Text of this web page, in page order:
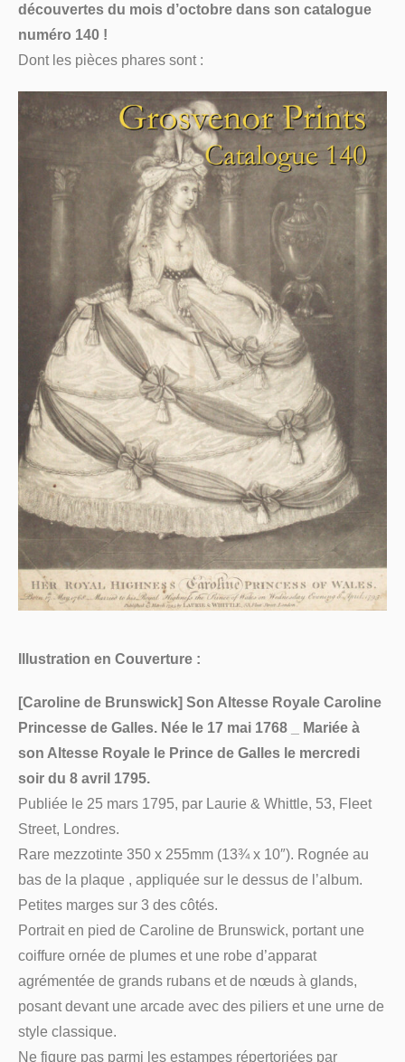
découvertes du mois d’octobre dans son catalogue
numéro 140 !
Dont les pièces phares sont :
Illustration en Couverture :
[Caroline de Brunswick] Son Altesse Royale Caroline
Princesse de Galles. Née le 17 mai 1768 _ Mariée à
son Altesse Royale le Prince de Galles le mercredi
soir du 8 avril 1795.
Publiée le 25 mars 1795, par Laurie & Whittle, 53, Fleet
Street, Londres.
Rare mezzotinte 350 x 255mm (13¾ x 10″). Rognée au
bas de la plaque , appliquée sur le dessus de l’album.
Petites marges sur 3 des côtés.
Portrait en pied de Caroline de Brunswick, portant une
coiffure ornée de plumes et une robe d’apparat
agrémentée de grands rubans et de nœuds à glands,
posant devant une arcade avec des piliers et une urne de
style classique.
Ne figure pas parmi les estampes répertoriées par